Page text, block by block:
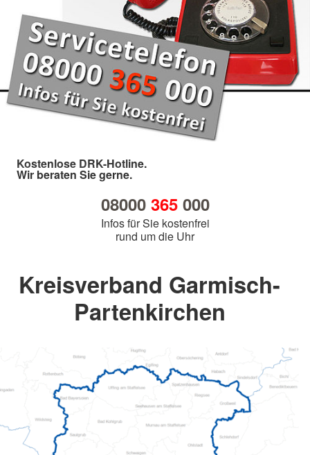
Kostenlose DRK-Hotline.
Wir beraten Sie gerne.
08000 365000
Infos für Sie kostenfrei
rund um die Uhr
Kreisverband Garmisch-
Partenkirchen